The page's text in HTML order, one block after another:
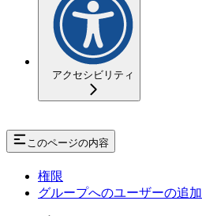
アクセシビリティ
このページの内容
権限
グループへのユーザーの追加